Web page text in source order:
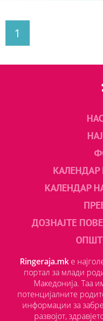
1
КАЛЕНДАР
КАЛЕНДАР
ДОЗНАЈТЕ
Ringeraja.mk е
портал за млади
Македонија. Таа
потенцијалните
информации за
развојот,